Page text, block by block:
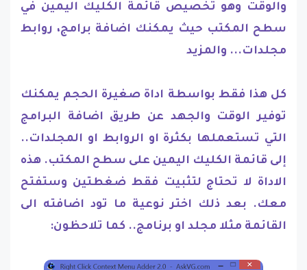
والوقت وهو تخصيص قائمة الكليك اليمين في
سطح المكتب حيث يمكنك اضافة برامج، روابط
مجلدات... والمزيد
كل هذا فقط بواسطة اداة صغيرة الحجم يمكنك
توفير الوقت والجهد عن طريق اضافة البرامج
التي تستعملها بكثرة او الروابط او المجلدات..
إلى قائمة الكليك اليمين على سطح المكتب. هذه
الاداة لا تحتاج لتثبيت فقط ضغطتين وستفتح
معك. بعد ذلك اختر نوعية ما تود اضافته الى
القائمة مثلا مجلد او برنامج.. كما تلاحظون: